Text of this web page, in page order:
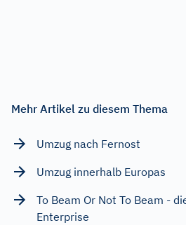
Mehr Artikel zu diesem Thema
Umzug nach Fernost
Umzug innerhalb Europas
To Beam Or Not To Beam -
Enterprise